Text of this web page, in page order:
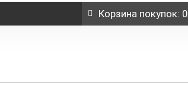
Корзинапокупок: 0